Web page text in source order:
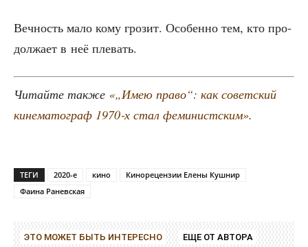
Веч­ность мало кому гро­зит. Осо­бен­но тем, кто про­
дол­жа­ет в неё плевать.
Читай­те так­же «„Имею пра­во“: как совет­ский
кине­ма­то­граф 1970‑х стал феми­нист­ским».
ТЕГИ 2020-е кино
Кинорецензии Елены Кушнир
Фаина Раневская
ЭТО МОЖЕТ БЫТЬ ИНТЕРЕСНО ЕЩЕ ОТ АВТОРА